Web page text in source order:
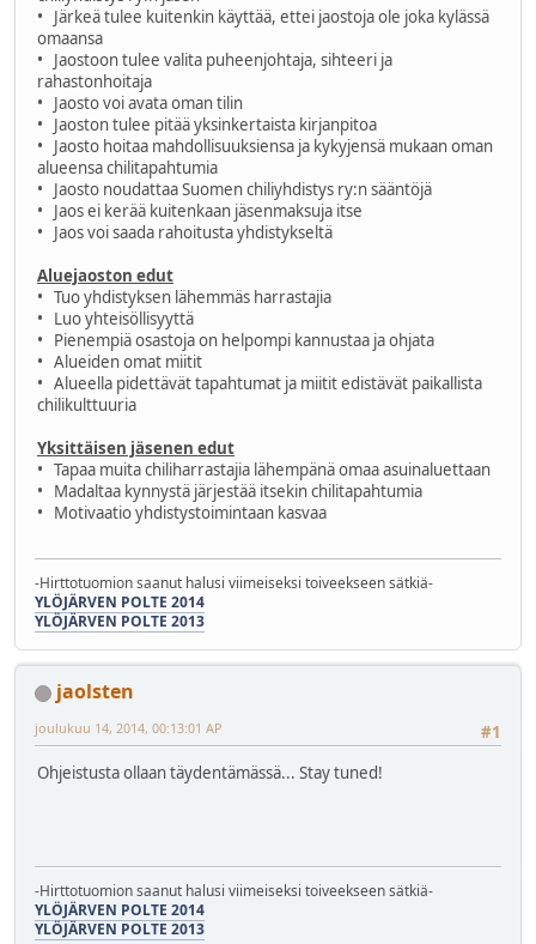
• Järkeä tulee kuitenkin käyttää, ettei jaostoja ole joka kylässä
omaansa
• Jaostoon tulee valita puheenjohtaja, sihteeri ja
rahastonhoitaja
• Jaosto voi avata oman tilin
• Jaoston tulee pitää yksinkertaista kirjanpitoa
• Jaosto hoitaa mahdollisuuksiensa ja kykyjensä mukaan oman
alueensa chilitapahtumia
• Jaosto noudattaa Suomen chiliyhdistys ry:n sääntöjä
• Jaos ei kerää kuitenkaan jäsenmaksuja itse
• Jaos voi saada rahoitusta yhdistykseltä
Aluejaoston edut
• Tuo yhdistyksen lähemmäs harrastajia
• Luo yhteisöllisyyttä
• Pienempiä osastoja on helpompi kannustaa ja ohjata
• Alueiden omat miitit
• Alueella pidettävät tapahtumat ja miitit edistävät paikallista
chilikulttuuria
Yksittäisen jäsenen edut
• Tapaa muita chiliharrastajia lähempänä omaa asuinaluettaan
• Madaltaa kynnystä järjestää itsekin chilitapahtumia
• Motivaatio yhdistystoimintaan kasvaa
-Hirttotuomion saanut halusi viimeiseksi toiveekseen sätkiä-
YLÖJÄRVEN POLTE 2014
YLÖJÄRVEN POLTE 2013
jaolsten
#1
joulukuu 14, 2014, 00:13:01 AP
Ohjeistusta ollaan täydentämässä... Stay tuned!
-Hirttotuomion saanut halusi viimeiseksi toiveekseen sätkiä-
YLÖJÄRVEN POLTE 2014
YLÖJÄRVEN POLTE 2013